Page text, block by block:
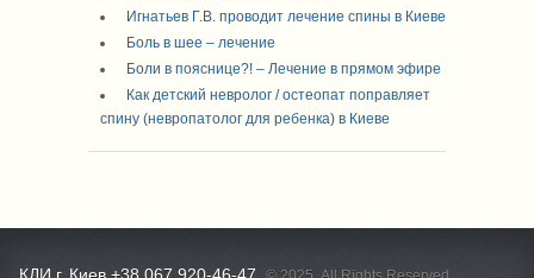
Игнатьев Г.В. проводит лечение спины в Киеве
Боль в шее – лечение
Боли в пояснице?! – Лечение в прямом эфире
Как детский невролог / остеопат поправляет
спину (невропатолог для ребенка) в Киеве
КДИ г. Киев +38 067 920-46-47.